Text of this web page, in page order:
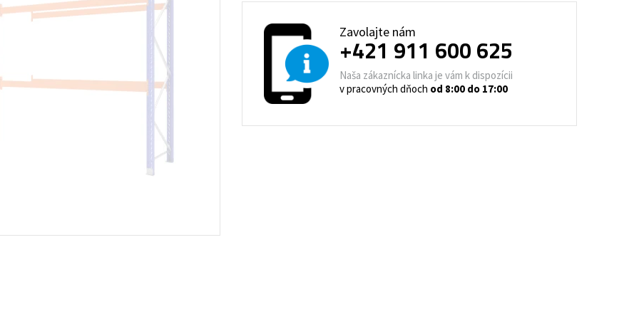
Prebaľovacie pulty
určením
Dielenské vozíky a kontajnery
stop prevádzky
Stoličky pre gastro a horeca
Stoličky, kreslá a sedenie Barové stoličky
Zavolajte nám
+421 911 600 625
Naša zákaznícka linka je vám k dispozícii
v pracovných dňoch od 8:00 do 17:00